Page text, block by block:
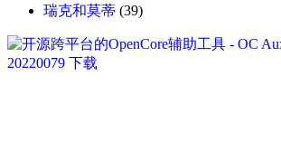
瑞克和莫蒂 (39)